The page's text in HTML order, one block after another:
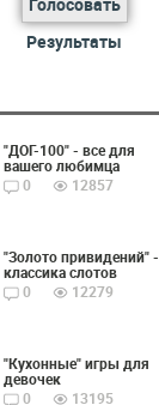
Результаты
"ДОГ-100" - все для
вашего любимца
0
12857
"Золото привидений" -
классика слотов
0
12279
"Кухонные" игры для
девочек
0
13195